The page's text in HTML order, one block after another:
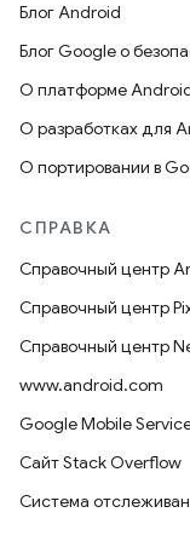
Блог Android
Блог Google о
О платформе
О разработках для
О портировании в
СПРАВКА
Справочный центр
Справочный центр
Справочный центр
www.android.com
Google Mobile
Сайт Stack Overflow
Система